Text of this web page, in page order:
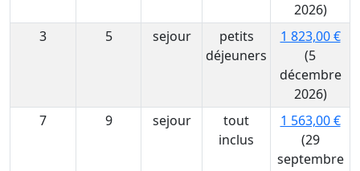
2026)
3
5 sejour
petits
déjeuners
1 823,00 €
(5
décembre
2026)
7
9 sejour
tout
inclus
1 563,00 €
(29
septembre